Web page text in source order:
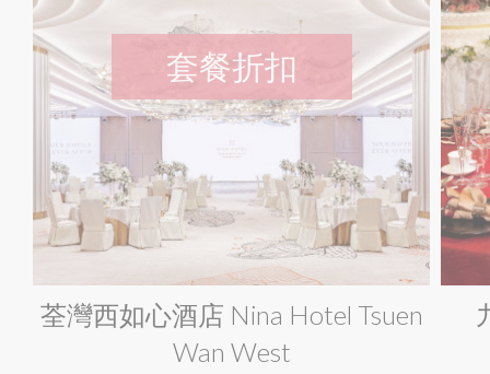
套餐折扣
荃灣西如心酒店 Nina Hotel Tsuen
Wan West